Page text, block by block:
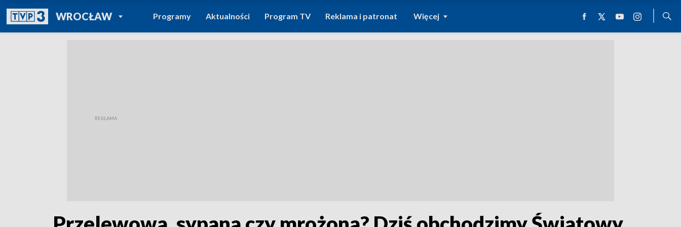
WROCŁAWPOWRÓT DO
TVP REGIONY
Programy Aktualności Program TV Reklama i patronat Więcej